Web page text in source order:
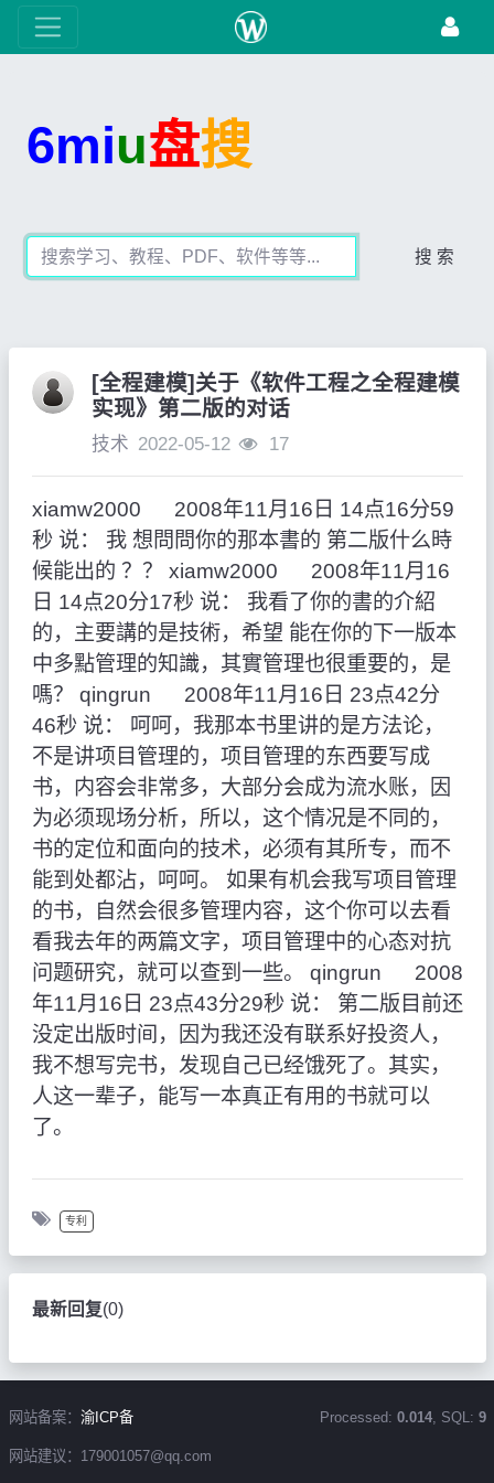
6miu盘搜
搜 索
[全程建模]关于《软件工程之全程建模
实现》第二版的对话
技术 2022-05-12 17
xiamw2000 2008年11月16日 14点16分59
秒 说： 我 想問問你的那本書的 第二版什么時
候能出的 ？？ xiamw2000 2008年11月16
日 14点20分17秒 说： 我看了你的書的介紹
的，主要講的是技術，希望 能在你的下一版本
中多點管理的知識，其實管理也很重要的，是
嗎？ qingrun 2008年11月16日 23点42分
46秒 说： 呵呵，我那本书里讲的是方法论，
不是讲项目管理的，项目管理的东西要写成
书，内容会非常多，大部分会成为流水账，因
为必须现场分析，所以，这个情况是不同的，
书的定位和面向的技术，必须有其所专，而不
能到处都沾，呵呵。 如果有机会我写项目管理
的书，自然会很多管理内容，这个你可以去看
看我去年的两篇文字，项目管理中的心态对抗
问题研究，就可以查到一些。 qingrun 2008
年11月16日 23点43分29秒 说： 第二版目前还
没定出版时间，因为我还没有联系好投资人，
我不想写完书，发现自己已经饿死了。其实，
人这一辈子，能写一本真正有用的书就可以
了。
专利
最新回复(0)
网站备案： 渝ICP备
网站建议：179001057@qq.com
Processed: 0.014, SQL: 9